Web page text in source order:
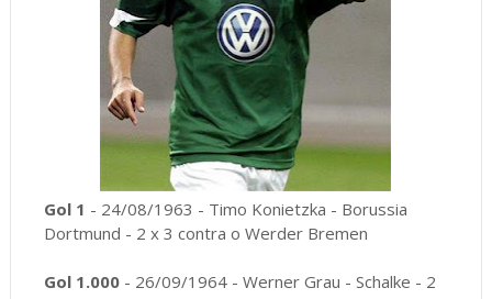
Gol 1 - 24/08/1963 - Timo Konietzka - Borussia
Dortmund - 2 x 3 contra o Werder Bremen
Gol 1.000- 26/09/1964 - Werner Grau - Schalke - 2